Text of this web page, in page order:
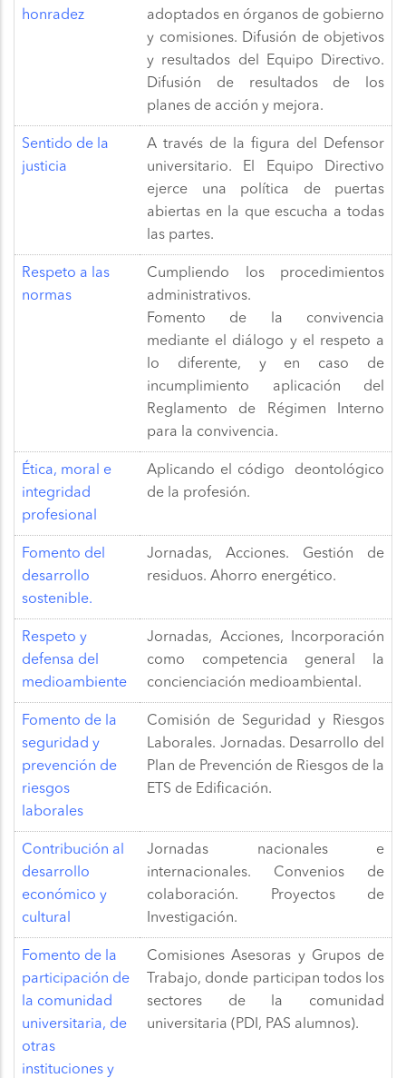
honradez
adoptados en órganos de gobierno
y comisiones. Difusión de objetivos
y resultados del Equipo Directivo.
Difusión de resultados de los
planes de acción y mejora.
Sentido de la
justicia
A través de la figura del Defensor
universitario. El Equipo Directivo
ejerce una política de puertas
abiertas en la que escucha a todas
las partes.
Respeto a las
normas
Cumpliendo los procedimientos
administrativos.
Fomento de la convivencia
mediante el diálogo y el respeto a
lo diferente, y en caso de
incumplimiento aplicación del
Reglamento de Régimen Interno
para la convivencia.
Ética, moral e
integridad
profesional
Aplicando el código deontológico
de la profesión.
Fomento del
desarrollo
sostenible.
Jornadas, Acciones. Gestión de
residuos. Ahorro energético.
Respeto y
defensa del
medioambiente
Jornadas, Acciones, Incorporación
como competencia general la
concienciación medioambiental.
Fomento de la
seguridad y
prevención de
riesgos
laborales
Comisión de Seguridad y Riesgos
Laborales. Jornadas. Desarrollo del
Plan de Prevención de Riesgos de la
ETS de Edificación.
Contribución al
desarrollo
económico y
cultural
Jornadas nacionales e
internacionales. Convenios de
colaboración. Proyectos de
Investigación.
Fomento de la
participación de
la comunidad
universitaria, de
otras
instituciones y
Comisiones Asesoras y Grupos de
Trabajo, donde participan todos los
sectores de la comunidad
universitaria (PDI, PAS alumnos).